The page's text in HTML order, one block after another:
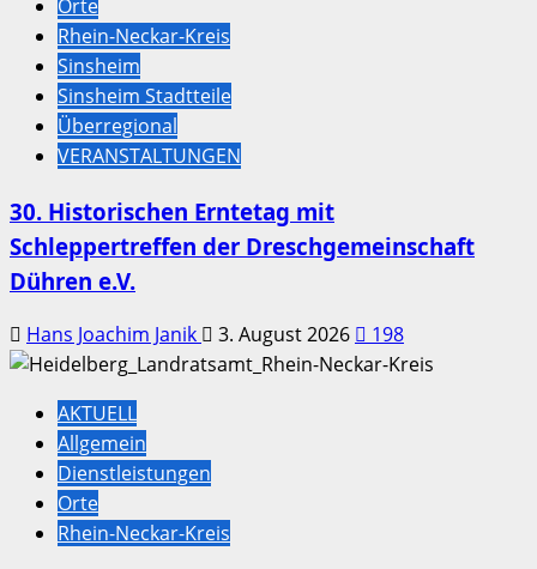
Orte
Rhein-Neckar-Kreis
Sinsheim
Sinsheim Stadtteile
Überregional
VERANSTALTUNGEN
30. Historischen Erntetag mit
Schleppertreffen der Dreschgemeinschaft
Dühren e.V.
Hans Joachim Janik 3. August 2026 198
AKTUELL
Allgemein
Dienstleistungen
Orte
Rhein-Neckar-Kreis